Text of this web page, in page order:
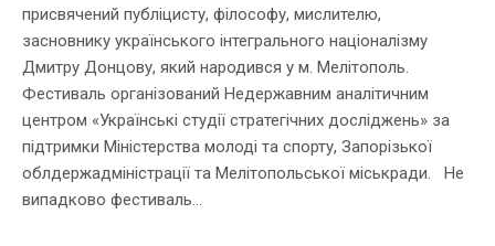
присвячений публіцисту, філософу, мислителю,
засновнику українського інтегрального націоналізму
Дмитру Донцову, який народився у м. Мелітополь.
Фестиваль організований Недержавним аналітичним
центром «Українські студії стратегічних досліджень» за
підтримки Міністерства молоді та спорту, Запорізької
облдержадміністрації та Мелітопольської міськради. Не
випадково фестиваль...